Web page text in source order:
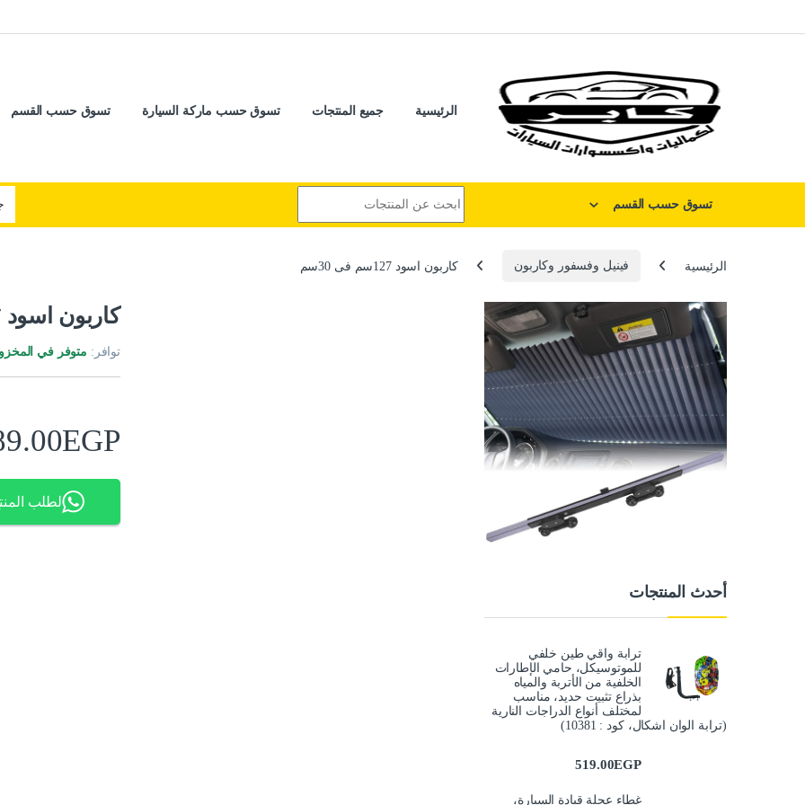
الرئيسية جميع المنتجات تسوق حسب ماركة السيارة تسوق حسب القسم
تسوق حسب القسم
الرئيسية فينيل وفسفور وكاربون كاربون اسود 127سم فى 30سم
كاربون اسود 127سم فى 30سم
توافر: متوفر في
EGP
لطلب
أحدث المنتجات
ترابة واقي طين خلفي
للموتوسيكل، حامي الإطارات
الخلفية من الأتربة والمياه
بذراع تثبيت حديد، مناسب
لمختلف أنواع الدراجات النارية
(ترابة الوان اشكال، كود : 10381)
519.00EGP
غطاء عجلة قيادة السيارة،